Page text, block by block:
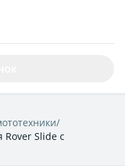
/
Rover Slide с